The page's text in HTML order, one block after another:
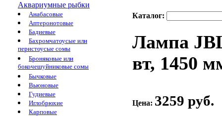
Аквариумные рыбки
Анабасовые
Аптеронотовые
Бадиевые
Бахромчатоусые или
перистоусые сомы
Броняковые или
бокочешуйниковые сомы
Бычковые
Вьюновые
Гудиевые
Иглобрюхие
Карповые
Каталог:
Лампа
вт, 1450
Цена: 3259 руб.